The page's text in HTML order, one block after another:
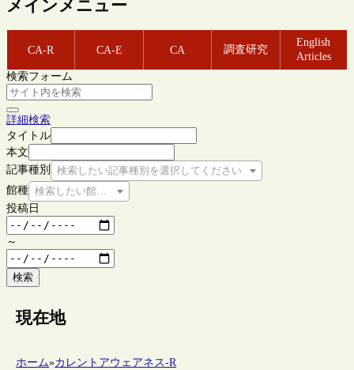
メインメニュー
CA-R CA-E CA 調査研究
English
Articles
検索フォーム
詳細検索
タイトル
本文
記事種別
検索したい記事種別を選択してください
館種 検索したい館種を選択してください
投稿日
～
検索
現在地
ホーム»カレントアウェアネス-R